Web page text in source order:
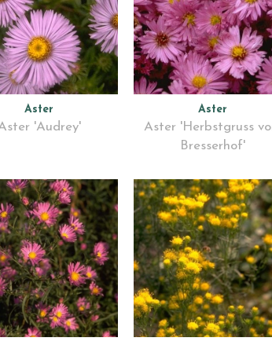
Aster
'Audrey'
Aster
Aster 'Herbstgruss
Bresserhof'